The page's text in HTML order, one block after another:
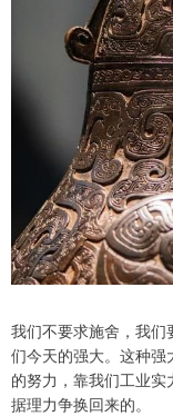
我们不要求施舍，我
们今天的强大。这种强
的努力，靠我们工业
据理力争换回来的。